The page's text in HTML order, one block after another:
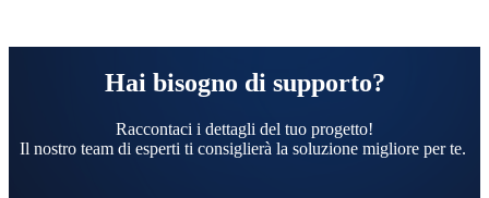
Hai bisogno di supporto?
Raccontaci i dettagli del tuo progetto!
Il nostro team di esperti ti consiglierà la soluzione migliore per te.